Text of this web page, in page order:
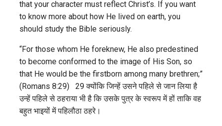
that your character must reflect Christ’s. If you want
to know more about how He lived on earth, you
should study the Bible seriously.
“For those whom He foreknew, He also predestined
to become conformed to the image of His Son, so
that He would be the firstborn among many brethren;”
(Romans 8:29) 29 क्योंकि जिन्हें उसने पहिले से जान लिया है
उन्हें पहिले से ठहराया भी है कि उसके पुत्र के स्वरूप में हों ताकि वह
बहुत भाइयों में पहिलौठा ठहरे।